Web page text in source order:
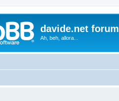
davide.net forum
Ah, beh, allora...